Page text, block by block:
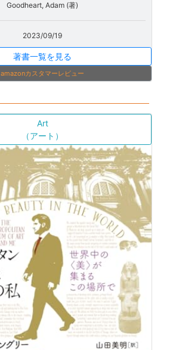
Goodheart, Adam (著)
2023/09/19
著書一覧を見る
amazonカスタマーレビュー
Art
（アート）